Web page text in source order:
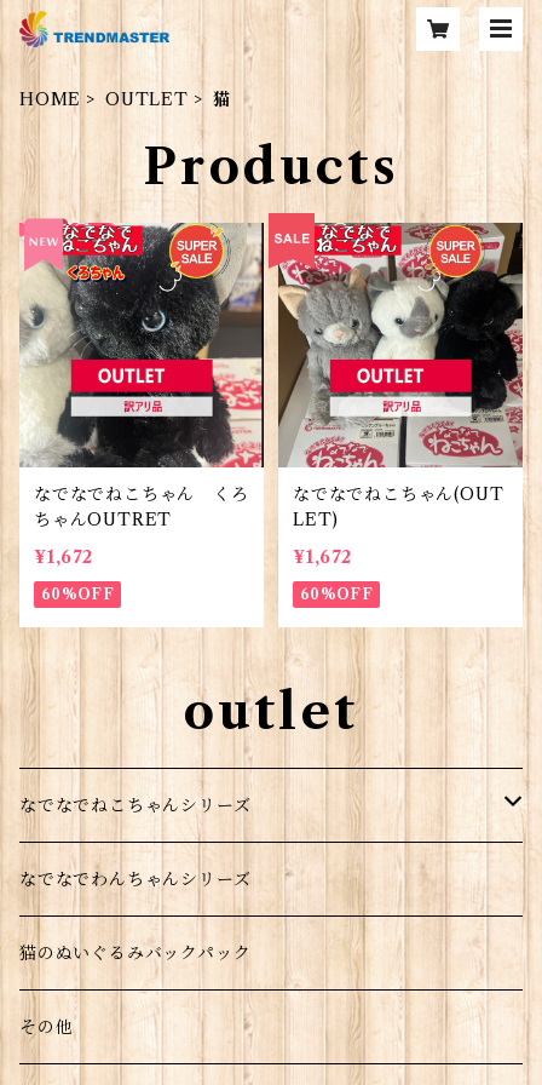
HOME OUTLET 猫
Products
なでなでねこちゃん くろ
ちゃんOUTRET
¥1,672
60%OFF
なでなでねこちゃん(OUT
LET)
¥1,672
60%OFF
outlet
なでなでねこちゃんシリーズ
親猫
子猫
長毛シリーズ
なでなでわんちゃんシリーズ
猫のぬいぐるみバックパック
その他